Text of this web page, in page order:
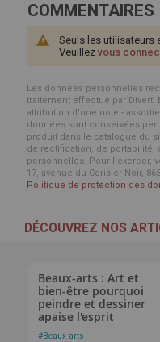
COMMENTAIRES
Seuls les utilisateurs
Veuillez vous
Les données personnelles
traitement effectué par Diverti
attribution d'une note -
données sont conservées
produit dans le catalogue du
de rectification, de portabilité,
personnelles. Pour l’exercer,
17, avenue du Cerisier Noir,
Politique de protection des
DÉCOUVREZ NOS
Beaux-arts : Art et
bien-être pourquoi
peindre et dessiner
apaise l'esprit
#Beaux-arts